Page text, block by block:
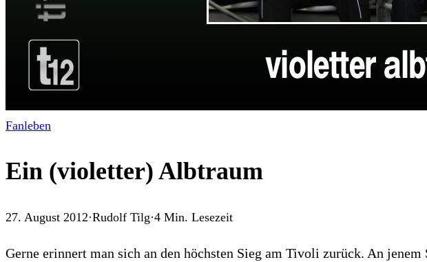
Fanleben
Ein (violetter) Albtraum
27. August 2012·Rudolf Tilg·4 Min. Lesezeit
Gerne erinnert man sich an den höchsten Sieg am Tivoli zurück. An